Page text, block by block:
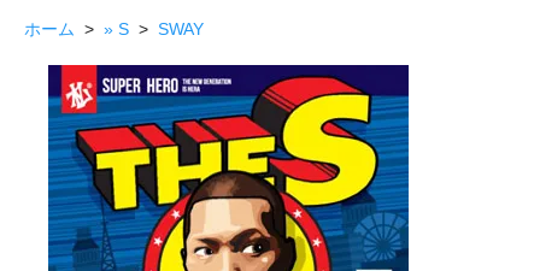
ホーム > » S > SWAY